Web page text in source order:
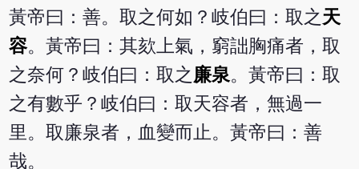
黃帝曰：善。取之何如？岐伯曰：取之天
容。黃帝曰：其欬上氣，窮詘胸痛者，取
之奈何？岐伯曰：取之廉泉。黃帝曰：取
之有數乎？岐伯曰：取天容者，無過一
里。取廉泉者，血變而止。黃帝曰：善
哉。